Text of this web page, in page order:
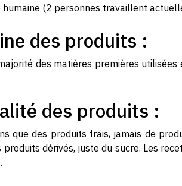
(2 personnes travaillent
des produits :
des matières premières
des produits :
que des produits frais, jamais de
dérivés, juste du sucre. Les